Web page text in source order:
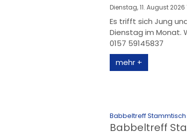
Dienstag, 11. August 2026
Es trifft sich Jung
Dienstag im Monat.
0157 59145837
mehr +
Babbeltreff Stammtisch:
Babbeltreff